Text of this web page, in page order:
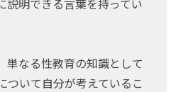
説明できる言葉を持ってい
単なる性教育の知識として
ついて自分が考えているこ